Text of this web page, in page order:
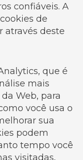
confiáveis. A
de
através deste
que é
mais
Web, para
você usa o
sua
podem
tempo você
visitadas,